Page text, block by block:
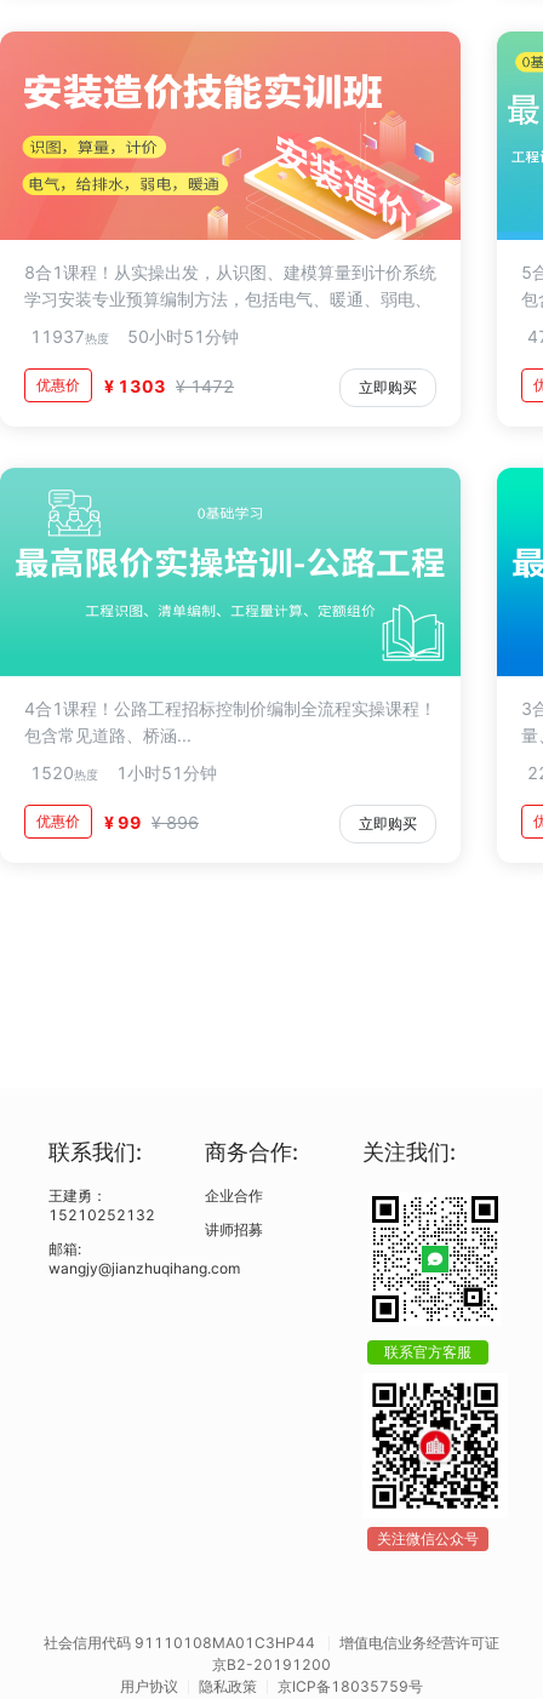
8合1课程！从实操出发，从识图、建模算量到计价系统
学习安装专业预算编制方法，包括电气、暖通、弱电、
给排水以及消防专题（识图、算量、计价）等内容
11937热度 50小时51分钟
优惠价 ¥ 1303 ¥ 1472 立即购买
5
包
4合1课程！公路工程招标控制价编制全流程实操课程！
包含常见道路、桥涵...
1520热度 1小时51分钟
优惠价 ¥ 99 ¥ 896 立即购买
3
量
联系我们:
王建勇：
15210252132
邮箱:
wangjy@jianzhuqihang.com
商务合作:
企业合作
讲师招募
关注我们:
联系官方客服
关注微信公众号
社会信用代码 91110108MA01C3HP44
增值电信业务经营许可证
京B2-20191200
用户协议
隐私政策 京ICP备18035759号